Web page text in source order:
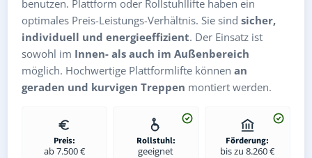
benutzen. Plattform oder Rollstuhllifte haben ein
optimales Preis-Leistungs-Verhältnis. Sie sind sicher,
individuell und energieeffizient. Der Einsatz ist
sowohl im Innen- als auch im Außenbereich
möglich. Hochwertige Plattformlifte können an
geraden und kurvigen Treppen montiert werden.
Preis:
ab 7.500 €
Rollstuhl:
geeignet
Förderung:
bis zu 8.260 €